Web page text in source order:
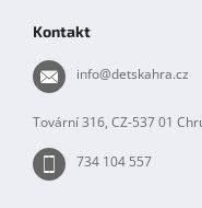
Kontakt
info@detskahra.cz
Tovární 316, CZ-537 01
734 104 557